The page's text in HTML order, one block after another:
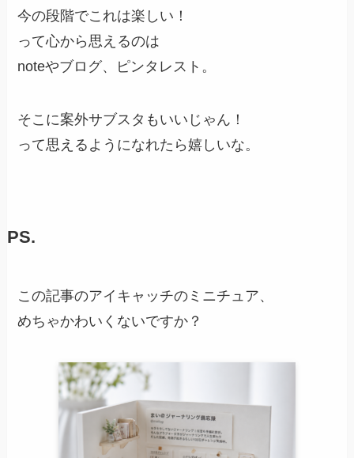
今の段階でこれは楽しい！
って心から思えるのは
noteやブログ、ピンタレスト。
そこに案外サブスタもいいじゃん！
って思えるようになれたら嬉しいな。
PS.
この記事のアイキャッチのミニチュア、
めちゃかわいくないですか？